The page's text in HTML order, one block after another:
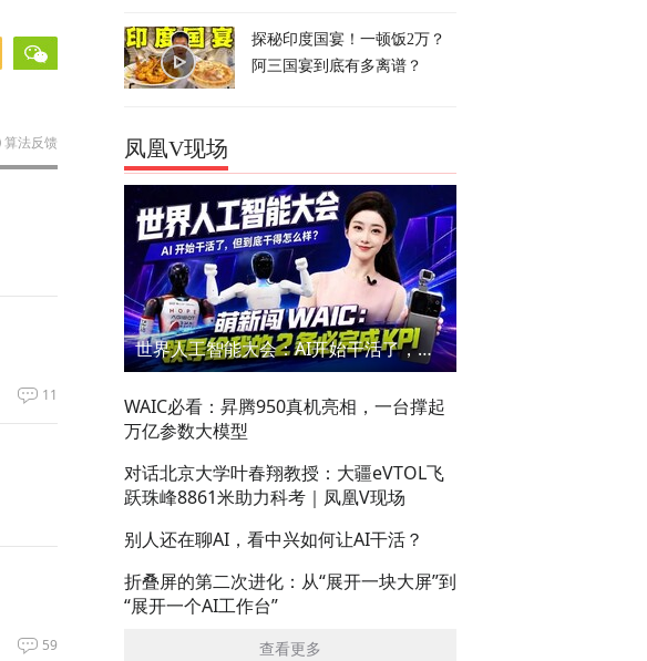
算法反馈
11
59
探秘印度国宴！一顿饭2万？
阿三国宴到底有多离谱？
凤凰V现场
世界人工智能大会：AI开始干活了，但到底干的怎么样？萌新闯WAIC
WAIC必看：昇腾950真机亮相，一台撑起
万亿参数大模型
对话北京大学叶春翔教授：大疆eVTOL飞
跃珠峰8861米助力科考｜凤凰V现场
别人还在聊AI，看中兴如何让AI干活？
折叠屏的第二次进化：从“展开一块大屏”到
“展开一个AI工作台”
查看更多